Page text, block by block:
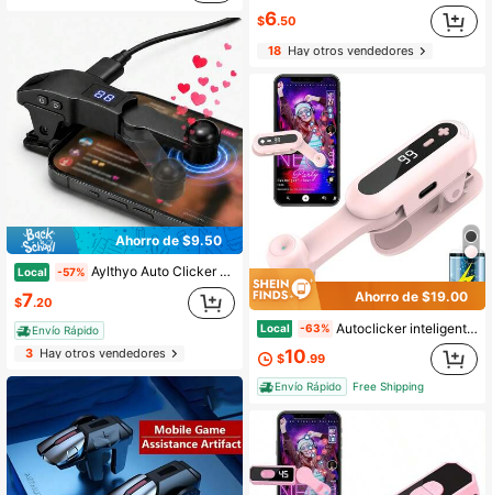
Ahorro de $9.50
Local -57% Aylthyo Auto Clicker para teléfono inteligente, Clicker de velocidad para pantalla de teléfono para aplicaciones de , Simulación de clic rápido, Clic continuo con el dedo para, Me gusta en transmisiones en vivo, Relámpago, Recompensa, Plug and Play (Negro)
$7.20
Envío Rápido
3Hay otros vendedores
$6.50
18Hay otros vendedores
Ahorro de $19.00
Local -63% Autoclicker inteligente para iPhone, iPad, Android - Dispositivo de toque automático con 107 velocidades ajustables, recargable, clicker instantáneo para dar me gusta en transmisiones en vivo, tareas en redes sociales
$10.99
Envío Rápido Free Shipping